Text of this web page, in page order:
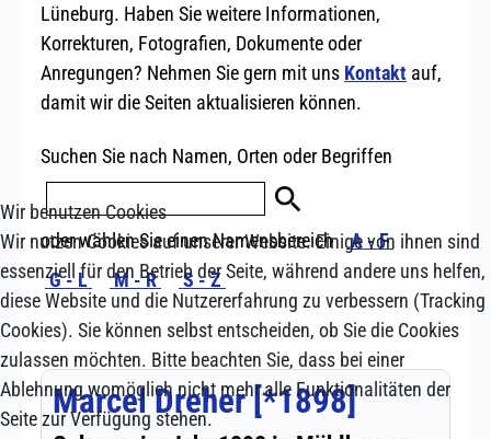
Wir benutzen Cookies
Wir nutzen Cookies auf unserer Website. Einige von ihnen sind
essenziell für den Betrieb der Seite, während andere uns helfen,
diese Website und die Nutzererfahrung zu verbessern (Tracking
Cookies). Sie können selbst entscheiden, ob Sie die Cookies
zulassen möchten. Bitte beachten Sie, dass bei einer
Ablehnung womöglich nicht mehr alle Funktionalitäten der
Seite zur Verfügung stehen.